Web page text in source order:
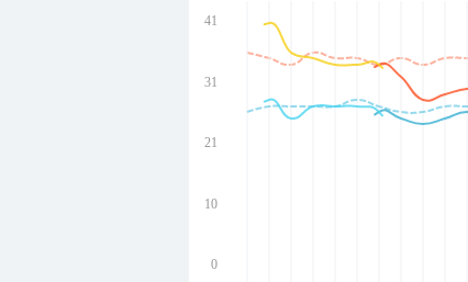
41
31
21
10
0